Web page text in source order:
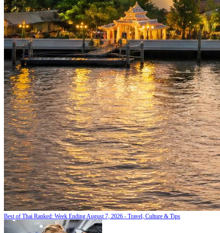
Best of Thai Ranked: Week Ending August 7, 2026 - Travel, Culture & Tips